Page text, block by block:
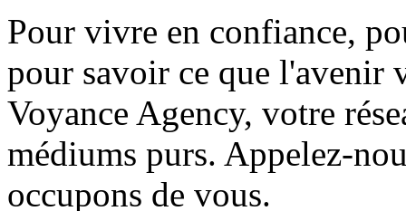
Pour vivre en confiance,
pour savoir ce que l'avenir
Voyance Agency, votre
médiums purs. Appelez-
occupons de vous.